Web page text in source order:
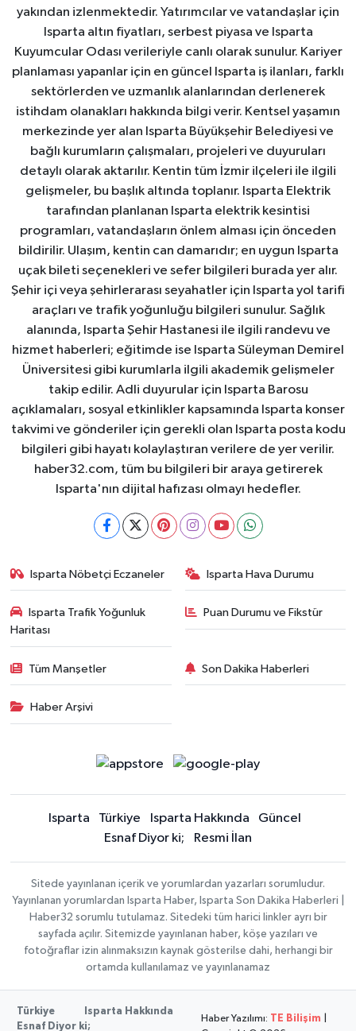
yakından izlenmektedir. Yatırımcılar ve vatandaşlar için
Isparta altın fiyatları, serbest piyasa ve Isparta
Kuyumcular Odası verileriyle canlı olarak sunulur. Kariyer
planlaması yapanlar için en güncel Isparta iş ilanları, farklı
sektörlerden ve uzmanlık alanlarından derlenerek
istihdam olanakları hakkında bilgi verir. Kentsel yaşamın
merkezinde yer alan Isparta Büyükşehir Belediyesi ve
bağlı kurumların çalışmaları, projeleri ve duyuruları
detaylı olarak aktarılır. Kentin tüm İzmir ilçeleri ile ilgili
gelişmeler, bu başlık altında toplanır. Isparta Elektrik
tarafından planlanan Isparta elektrik kesintisi
programları, vatandaşların önlem alması için önceden
bildirilir. Ulaşım, kentin can damarıdır; en uygun Isparta
uçak bileti seçenekleri ve sefer bilgileri burada yer alır.
Şehir içi veya şehirlerarası seyahatler için Isparta yol tarifi
araçları ve trafik yoğunluğu bilgileri sunulur. Sağlık
alanında, Isparta Şehir Hastanesi ile ilgili randevu ve
hizmet haberleri; eğitimde ise Isparta Süleyman Demirel
Üniversitesi gibi kurumlarla ilgili akademik gelişmeler
takip edilir. Adli duyurular için Isparta Barosu
açıklamaları, sosyal etkinlikler kapsamında Isparta konser
takvimi ve gönderiler için gerekli olan Isparta posta kodu
bilgileri gibi hayatı kolaylaştıran verilere de yer verilir.
haber32.com, tüm bu bilgileri bir araya getirerek
Isparta'nın dijital hafızası olmayı hedefler.
Isparta Nöbetçi Eczaneler Isparta Hava Durumu
Isparta Trafik Yoğunluk
Haritası
Puan Durumu ve Fikstür
Tüm Manşetler Son Dakika Haberleri
Haber Arşivi
Isparta Türkiye Isparta Hakkında
Güncel
Esnaf Diyor ki;
Resmi İlan
Sitede yayınlanan içerik ve yorumlardan yazarları sorumludur.
Yayınlanan yorumlardan Isparta Haber, Isparta Son Dakika Haberleri |
Haber32 sorumlu tutulamaz. Sitedeki tüm harici linkler ayrı bir
sayfada açılır. Sitemizde yayınlanan haber, köşe yazıları ve
fotoğraflar izin alınmaksızın kaynak gösterilse dahi, herhangi bir
ortamda kullanılamaz ve yayınlanamaz
Türkiye
Isparta Hakkında
Esnaf Diyor ki;
Haber Yazılımı: TE Bilişim